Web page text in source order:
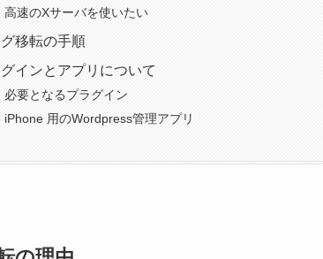
高速のXサーバを使いたい
移転の手順
インとアプリについて
必要となるプラグイン
iPhone 用のWordpress管理アプリ